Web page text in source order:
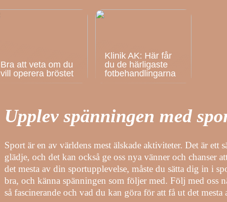
Bra att veta om du
vill operera bröstet
Klinik AK: Här får
du de härligaste
fotbehandlingarna
Upplev spänningen med
Sport är en av världens mest älskade aktiviteter. Det är ett
glädje, och det kan också ge oss nya vänner och chanser
det mesta av din sportupplevelse, måste du sätta dig in i
bra, och känna spänningen som följer med. Följ med oss
så fascinerande och vad du kan göra för att få ut det